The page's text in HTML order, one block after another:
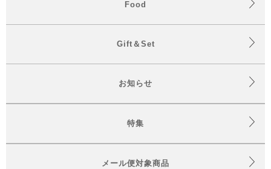
Food
Gift＆Set
お知らせ
特集
メール便対象商品